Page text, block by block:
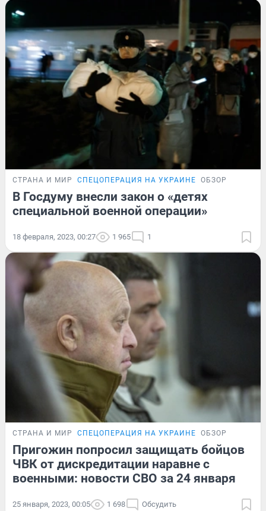
СТРАНА И МИР СПЕЦОПЕРАЦИЯ НА УКРАИНЕ ОБЗОР
В Госдуму внесли закон о «детях
специальной военной операции»
18 февраля, 2023, 00:27 1 965 1
СТРАНА И МИР СПЕЦОПЕРАЦИЯ НА УКРАИНЕ ОБЗОР
Пригожин попросил защищать бойцов
ЧВК от дискредитации наравне с
военными: новости СВО за 24 января
25 января, 2023, 00:05 1 698 Обсудить